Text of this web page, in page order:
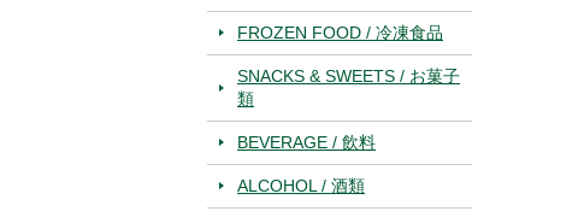
FROZEN FOOD / 冷凍食品
SNACKS & SWEETS / お菓子
類
BEVERAGE / 飲料
ALCOHOL / 酒類